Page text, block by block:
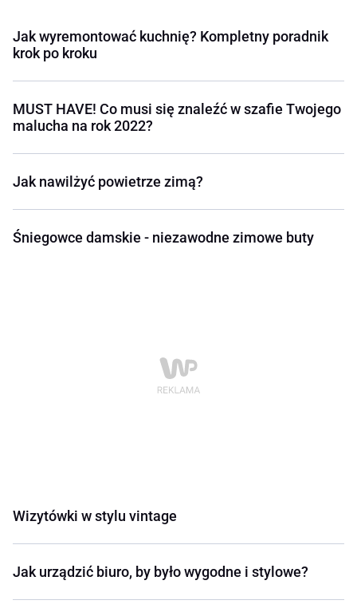
Jak wyremontować kuchnię? Kompletny poradnik
krok po kroku
MUST HAVE! Co musi się znaleźć w szafie Twojego
malucha na rok 2022?
Jak nawilżyć powietrze zimą?
Śniegowce damskie - niezawodne zimowe buty
Wizytówki w stylu vintage
Jak urządzić biuro, by było wygodne i stylowe?